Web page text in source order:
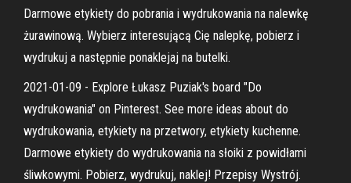
Darmowe etykiety do pobrania i wydrukowania na nalewkę
żurawinową. Wybierz interesującą Cię nalepkę, pobierz i
wydrukuj a następnie ponaklejaj na butelki.
2021-01-09 - Explore Łukasz Puziak's board "Do
wydrukowania" on Pinterest. See more ideas about do
wydrukowania, etykiety na przetwory, etykiety kuchenne.
Darmowe etykiety do wydrukowania na słoiki z powidłami
śliwkowymi. Pobierz, wydrukuj, naklej! Przepisy Wystrój.